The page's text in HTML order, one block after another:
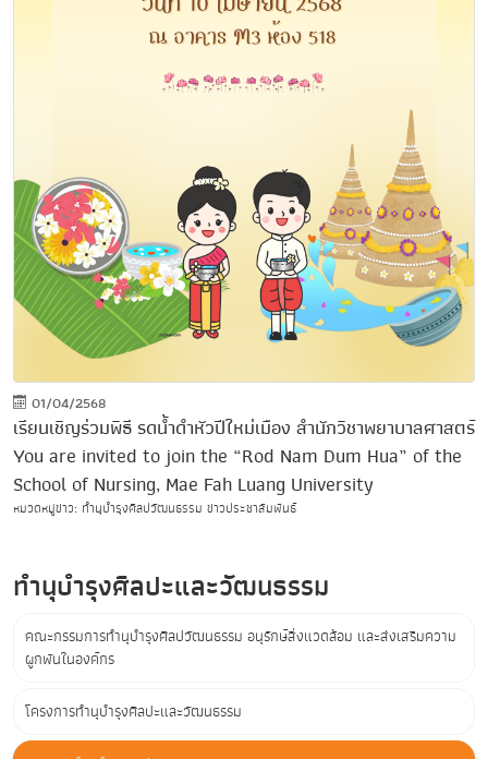
01/04/2568
เรียนเชิญร่วมพิธี รดน้ำดำหัวปีใหม่เมือง สำนักวิชาพยาบาลศาสตร์
You are invited to join the “Rod Nam Dum Hua” of the
School of Nursing, Mae Fah Luang University
หมวดหมู่ข่าว: ทำนุบำรุงศิลปวัฒนธรรม ข่าวประชาสัมพันธ์
ทำนุบำรุงศิลปะและวัฒนธรรม
คณะกรรมการทำนุบำรุงศิลปวัฒนธรรม อนุรักษ์สิ่งแวดล้อม และส่งเสริมความ
ผูกพันในองค์กร
โครงการทำนุบำรุงศิลปะและวัฒนธรรม